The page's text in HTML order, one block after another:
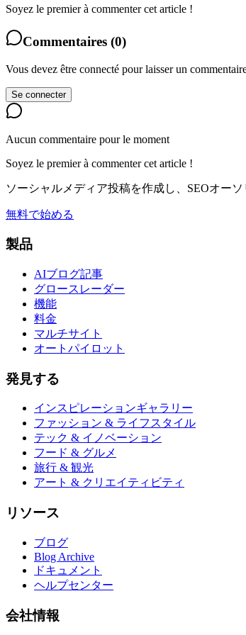
Soyez le premier à commenter cet article !
Commentaires (0)
Vous devez être connecté pour laisser un
Se connecter
Aucun commentaire pour le moment
Soyez le premier à commenter cet article !
ソーシャルメディア投稿を作成し、SEOオー
無料で始める
製品
AIブログ記事
グロースレーダー
機能
料金
マルチサイト
オートパイロット
発見する
インスピレーションギャラリー
ファッション & ライフスタイル
テック & イノベーション
フード & グルメ
旅行 & 観光
アート & クリエイティビティ
リソース
ブログ
Blog Archive
ドキュメント
ヘルプセンター
会社情報